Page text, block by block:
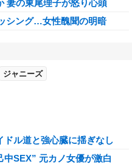
妻の東尾理子が怒り心頭
シング…女性醜聞の明暗
ジャニーズ
ル道と強心臓に揺ぎなし
SEX” 元カノ女優が激白